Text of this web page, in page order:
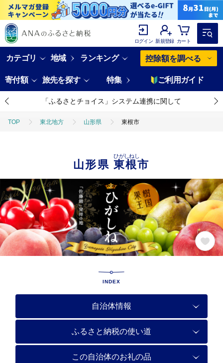
ログイン 新規登録 カート
カテゴリ 地域 ランキング 控除額を調べる
寄付額 旅先を探す 特集 ご利用ガイド
「ふるさとチョイス」システム連携に関して
TOP 東北地方 山形県 東根市
山形県東根市
ひがしねし
INDEX
自治体情報
ふるさと納税の使い道
この自治体のお礼の品